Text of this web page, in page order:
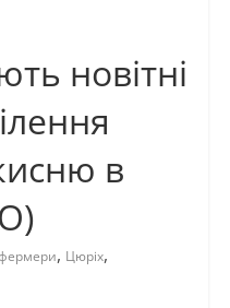
новітні
в
, Цюріх,